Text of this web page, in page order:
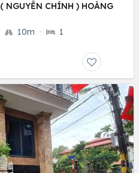
NGUYỄN CHÍNH ) HOÀNG
10m · 1